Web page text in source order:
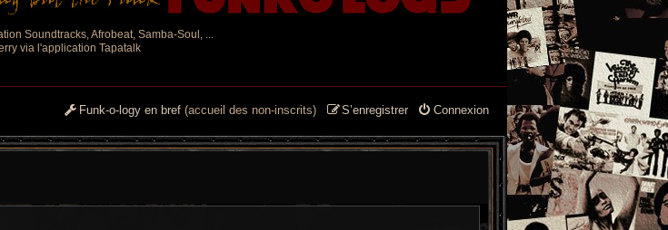
Soundtracks, Afrobeat, Samba-Soul, ...
via l'application Tapatalk
Connexion
S’enregistrer
Funk-o-logy en bref (accueil des non-inscrits)